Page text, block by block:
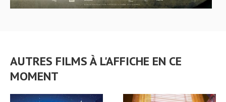
AUTRES FILMS À L'AFFICHE EN CE
MOMENT